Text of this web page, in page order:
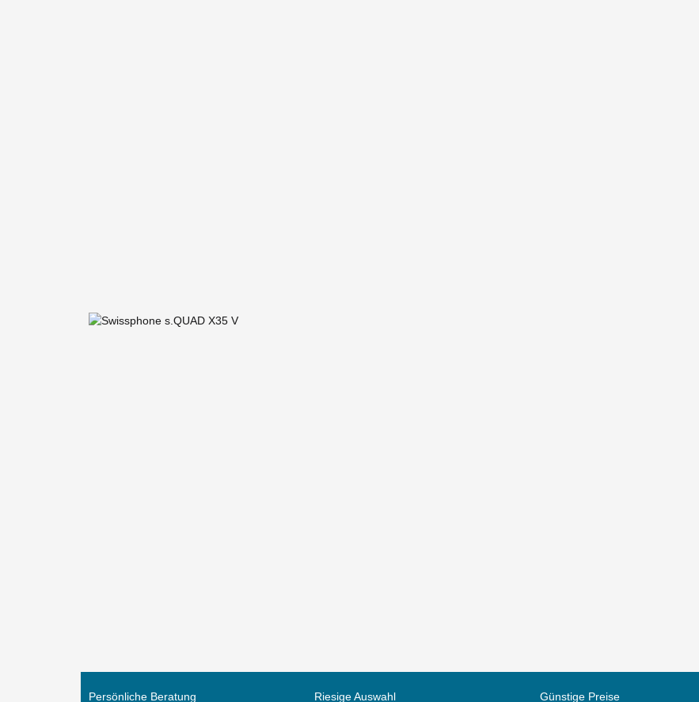
Persönliche Beratung Riesige Auswahl Günstige Preise